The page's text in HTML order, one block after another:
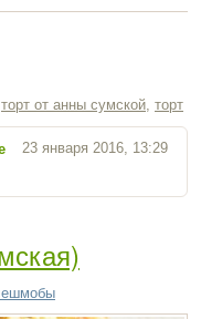
торт от анны сумской торт
23 января 2016, 13:29